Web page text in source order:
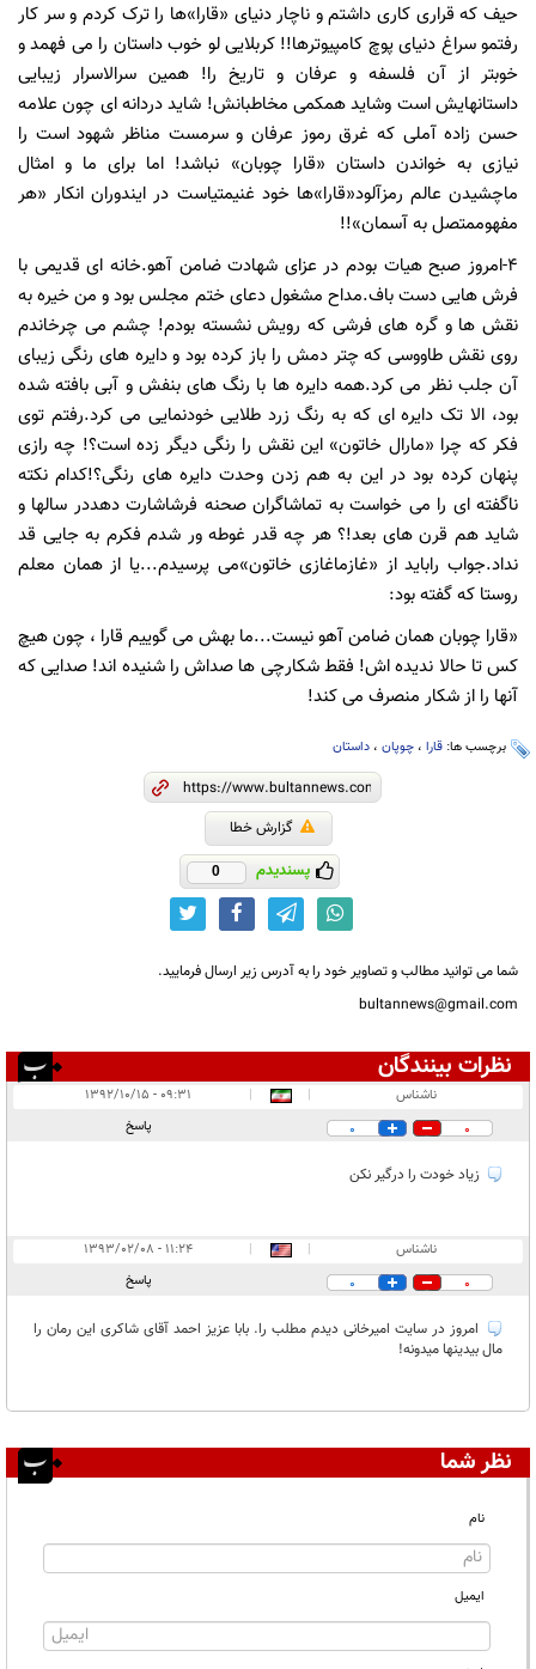
حیف که قراری کاری داشتم و ناچار دنیای «قارا»ها را ترک کردم و سر کار
رفتمو سراغ دنیای پوچ کامپیوترها!! کربلایی لو خوب داستان را می فهمد و
خوبتر از آن فلسفه و عرفان و تاریخ را! همین سرالاسرار زیبایی
داستانهایش است وشاید همکمی مخاطبانش! شاید دردانه ای چون علامه
حسن زاده آملی که غرق رموز عرفان و سرمست مناظر شهود است را
نیازی به خواندن داستان «قارا چوبان» نباشد! اما برای ما و امثال
ماچشیدن عالم رمزآلود«قارا»ها خود غنیمتیاست در ایندوران انکار «هر
مفهوممتصل به آسمان»!!
4-امروز صبح هیات بودم در عزای شهادت ضامن آهو.خانه ای قدیمی با
فرش هایی دست باف.مداح مشغول دعای ختم مجلس بود و من خیره به
نقش ها و گره های فرشی که رویش نشسته بودم! چشم می چرخاندم
روی نقش طاووسی که چتر دمش را باز کرده بود و دایره های رنگی زیبای
آن جلب نظر می کرد.همه دایره ها با رنگ های بنفش و آبی بافته شده
بود، الا تک دایره ای که به رنگ زرد طلایی خودنمایی می کرد.رفتم توی
فکر که چرا «مارال خاتون» این نقش را رنگی دیگر زده است؟! چه رازی
پنهان کرده بود در این به هم زدن وحدت دایره های رنگی؟!کدام نکته
ناگفته ای را می خواست به تماشاگران صحنه فرشاشارت دهددر سالها و
شاید هم قرن های بعد!؟ هر چه قدر غوطه ور شدم فکرم به جایی قد
نداد.جواب راباید از «غازماغازی خاتون»می پرسیدم...یا از همان معلم
روستا که گفته بود:
«قارا چوبان همان ضامن آهو نیست...ما بهش می گوییم قارا ، چون هیچ
کس تا حالا ندیده اش! فقط شکارچی ها صداش را شنیده اند! صدایی که
آنها را از شکار منصرف می کند!
برچسب ها: قارا ، چوپان ، داستان
گزارش خطا
پسندیدم 0
شما می توانید مطالب و تصاویر خود را به آدرس زیر ارسال فرمایید.
bultannews@gmail.com
نظرات بینندگان
در انتظار بررسی:۱
ناشناس |
|
۰۹:۳۱ - ۱۳۹۲/۱۰/۱۵
0
0 پاسخ
زیاد خودت را درگیر نکن
ناشناس |
|
۱۱:۲۴ - ۱۳۹۳/۰۲/۰۸
0
0 پاسخ
امروز در سایت امیرخانی دیدم مطلب را. بابا عزیز احمد آقای شاکری این رمان را
مال بیدینها میدونه!
نظر شما
نام
ایمیل